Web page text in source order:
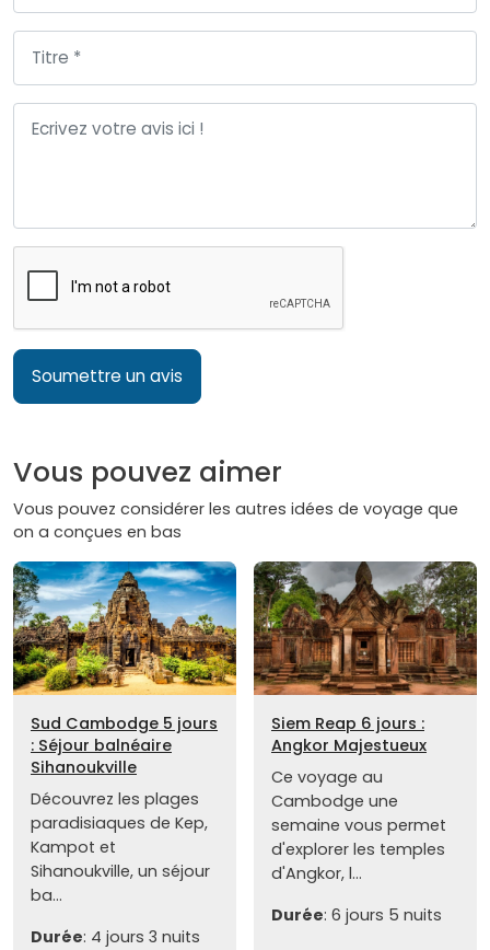
Soumettre un avis
Vous pouvez aimer
Vous pouvez considérer les autres idées de voyage que
on a conçues en bas
Sud Cambodge 5 jours
: Séjour balnéaire
Sihanoukville
Découvrez les plages
paradisiaques de Kep,
Kampot et
Sihanoukville, un séjour
ba...
Durée: 4 jours 3 nuits
Siem Reap 6 jours :
Angkor Majestueux
Ce voyage au
Cambodge une
semaine vous permet
d'explorer les temples
d'Angkor, l...
Durée: 6 jours 5 nuits